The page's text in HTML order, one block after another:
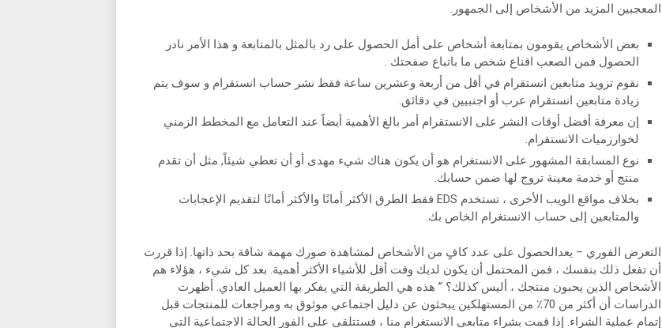
المعجبين المزيد من الأشخاص إلى الجمهور.
بعض الأشخاص يقومون بمتابعة أشخاص على أمل الحصول على رد بالمثل بالمتابعة و هذا الأمر نادر
الحصول فمن الصعب اقناع شخص ما باتباع صفحتك .
نقوم تزويد متابعين انستقرام في أقل من أربعة وعشرين ساعة فقط نشر حساب انستقرام و سوف يتم
زيادة متابعين انستقرام عرب أو اجنبيين في دقائق.
إن معرفة أفضل أوقات النشر على الانستقرام أمر بالغ الأهمية أيضاً عند التعامل مع المخطط الزمني
لخوارزميات الانستقرام.
نوع المسابقة المشهور على الانستغرام هو أن يكون هناك شيء مهدى أو أن تعطي شيئاً, مثل أن تقدم
منتج أو خدمة معينة تروج لها ضمن حسابك.
بخلاف مواقع الويب الأخرى ، تستخدم EDS فقط الطرق الأكثر أمانًا والأكثر أمانًا لتقديم الإعجابات
والمتابعين إلى حساب الانستغرام الخاص بك.
التعرض الفوري – يعدالحصول على عدد كافٍ من الأشخاص لمشاهدة صورك مهمة شاقة بحد ذاتها. إذا قررت
أن تفعل ذلك بنفسك ، فمن المحتمل أن يكون لديك وقت أقل للأشياء الأكثر أهمية. بعد كل شيء ، هؤلاء هم
الأشخاص الذين يحبون منتجك ، أليس كذلك؟ ” هذه هي الطريقة التي يفكر بها العميل العادي. أظهرت
الدراسات أن أكثر من 70٪ من المستهلكين يبحثون عن دليل اجتماعي موثوق به ومراجعات للمنتجات قبل
إتمام عملية الشراء. إذا قمت بشراء متابعي الانستغرام منا ، فستتلقى على الفور الحالة الاجتماعية التي